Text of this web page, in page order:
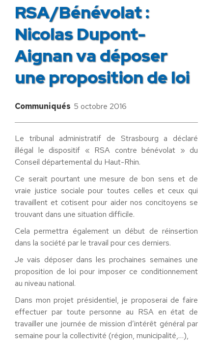
RSA/Bénévolat :
Nicolas Dupont-
Aignan va déposer
une proposition de loi
Communiqués 5 octobre 2016
Le tribunal administratif de Strasbourg a déclaré
illégal le dispositif « RSA contre bénévolat » du
Conseil départemental du Haut-Rhin.
Ce serait pourtant une mesure de bon sens et de
vraie justice sociale pour toutes celles et ceux qui
travaillent et cotisent pour aider nos concitoyens se
trouvant dans une situation difficile.
Cela permettra également un début de réinsertion
dans la société par le travail pour ces derniers.
Je vais déposer dans les prochaines semaines une
proposition de loi pour imposer ce conditionnement
au niveau national.
Dans mon projet présidentiel, je proposerai de faire
effectuer par toute personne au RSA en état de
travailler une journée de mission d’intérêt général par
semaine pour la collectivité (région, municipalité,…),